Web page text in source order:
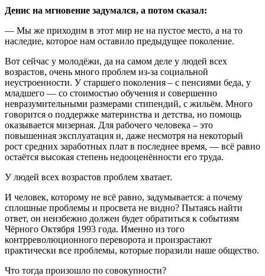
Денис на мгновение задумался, а потом сказал:
— Мы же приходим в этот мир не на пустое место, а на то
наследие, которое нам оставило предыдущее поколение.
Вот сейчас у молодёжи, да на самом деле у людей всех
возрастов, очень много проблем из-за социальной
неустроенности. У старшего поколения – с пенсиями беда, у
младшего — со стоимостью обучения и совершенно
невразумительными размерами стипендий, с жильём. Много
говорится о поддержке материнства и детства, но помощь
оказывается мизерная. Для рабочего человека – это
повышенная эксплуатация и, даже несмотря на некоторый
рост средних заработных плат в последнее время, — всё равно
остаётся высокая степень недооценённости его труда.
У людей всех возрастов проблем хватает.
И человек, которому не всё равно, задумывается: а почему
сплошные проблемы и просвета не видно? Пытаясь найти
ответ, он неизбежно должен будет обратиться к событиям
Чёрного Октября 1993 года. Именно из того
контрреволюционного переворота и произрастают
практически все проблемы, которые поразили наше общество.
Что тогда произошло по совокупности?